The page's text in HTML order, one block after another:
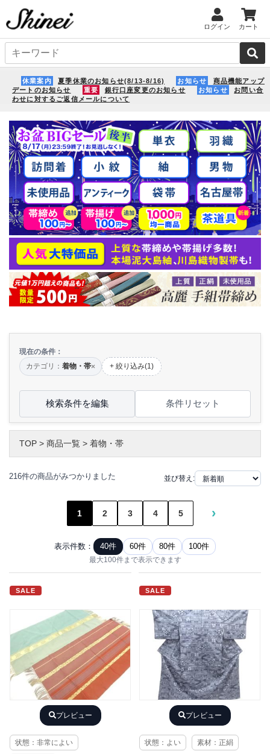
ログイン カート
休業案内 夏季休業のお知らせ(8/13-8/16) お知らせ
商品機能アップ
デートのお知らせ
重要 銀行口座変更のお知らせ お知らせ
お問い合
わせに対するご返信メールについて
現在の条件：
カテゴリ： 着物・帯× + 絞り込み(1)
検索条件を編集 条件リセット
TOP > 商品一覧 > 着物・帯
216件の商品がみつかりました 並び替え:
1 2 3 4 5 ›
表示件数： 40件 60件 80件 100件
最大100件まで表示できます
SALE
プレビュー
状態：非常によい
SALE
プレビュー
状態：よい 素材：正絹